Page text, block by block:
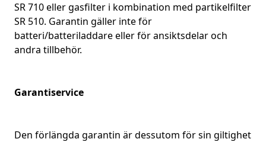
SR 710 eller gasfilter i kombination med partikelfilter
SR 510. Garantin gäller inte för
batteri/batteriladdare eller för ansiktsdelar och
andra tillbehör.
Garantiservice
Den förlängda garantin är dessutom för sin giltighet